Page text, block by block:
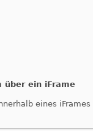
über ein iFrame
eines iFrames